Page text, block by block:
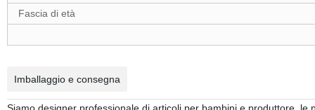
Fascia di età
Imballaggio e consegna